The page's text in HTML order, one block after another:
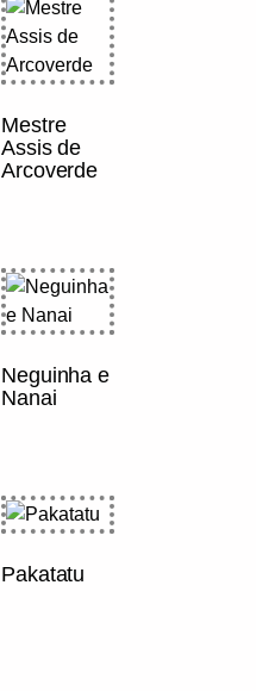
Mestre
Assis de
Arcoverde
Neguinha e
Nanai
Pakatatu